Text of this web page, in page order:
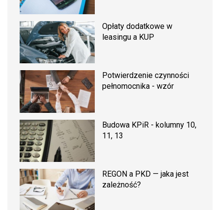
Opłaty dodatkowe w
leasingu a KUP
Potwierdzenie czynności
pełnomocnika - wzór
Budowa KPiR - kolumny 10,
11, 13
REGON a PKD — jaka jest
zależność?